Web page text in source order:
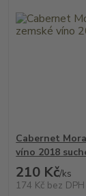
Cabernet
víno 2018
210 Kč/ks
174 Kč bez DPH